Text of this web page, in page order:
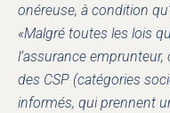
onéreuse, à condition
«Malgré toutes les lois
l’assurance
des CSP (catégories
informés, qui prennent